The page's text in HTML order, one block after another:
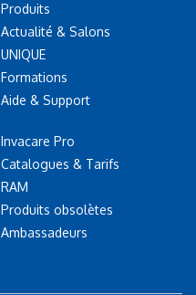
Produits
Actualité & Salons
UNIQUE
Formations
Aide & Support
Invacare Pro
Catalogues & Tarifs
RAM
Produits obsolètes
Ambassadeurs